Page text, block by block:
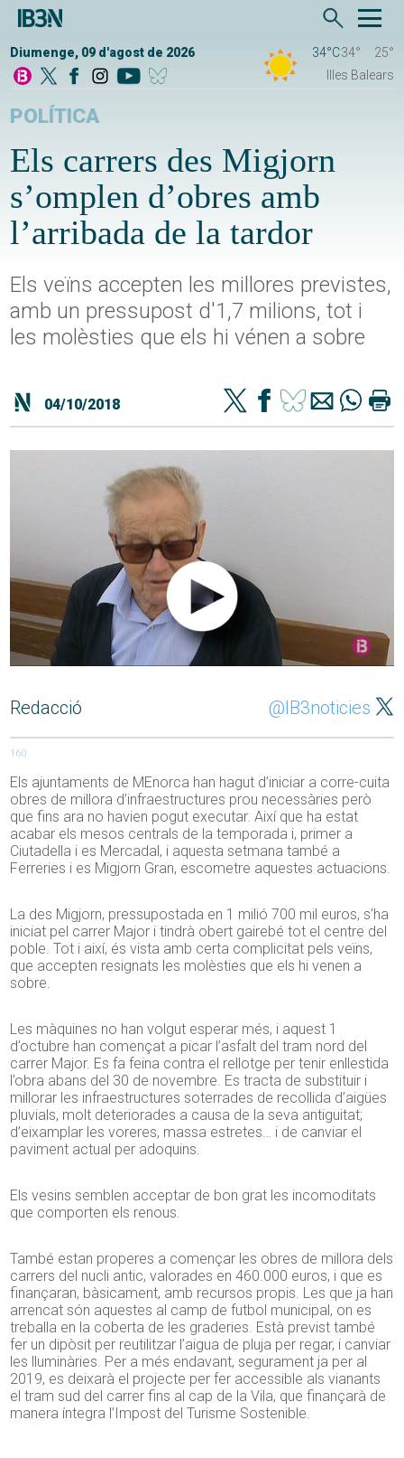
Diumenge, 09 d'agost de 2026 34°C34°
25°
Illes Balears
POLÍTICA
Els carrers des Migjorn
s’omplen d’obres amb
l’arribada de la tardor
Els veïns accepten les millores previstes,
amb un pressupost d'1,7 milions, tot i
les molèsties que els hi vénen a sobre
04/10/2018
Redacció @IB3noticies
160
Els ajuntaments de MEnorca han hagut d’iniciar a corre-cuita
obres de millora d’infraestructures prou necessàries però
que fins ara no havien pogut executar. Així que ha estat
acabar els mesos centrals de la temporada i, primer a
Ciutadella i es Mercadal, i aquesta setmana també a
Ferreries i es Migjorn Gran, escometre aquestes actuacions.
La des Migjorn, pressupostada en 1 milió 700 mil euros, s’ha
iniciat pel carrer Major i tindrà obert gairebé tot el centre del
poble. Tot i així, és vista amb certa complicitat pels veïns,
que accepten resignats les molèsties que els hi venen a
sobre.
Les màquines no han volgut esperar més, i aquest 1
d’octubre han començat a picar l’asfalt del tram nord del
carrer Major. Es fa feina contra el rellotge per tenir enllestida
l’obra abans del 30 de novembre. Es tracta de substituir i
millorar les infraestructures soterrades de recollida d’aigües
pluvials, molt deteriorades a causa de la seva antiguitat;
d’eixamplar les voreres, massa estretes… i de canviar el
paviment actual per adoquins.
Els vesins semblen acceptar de bon grat les incomoditats
que comporten els renous.
També estan properes a començar les obres de millora dels
carrers del nucli antic, valorades en 460.000 euros, i que es
finançaran, bàsicament, amb recursos propis. Les que ja han
arrencat són aquestes al camp de futbol municipal, on es
treballa en la coberta de les graderies. Està previst també
fer un dipòsit per reutilitzar l’aigua de pluja per regar, i canviar
les lluminàries. Per a més endavant, segurament ja per al
2019, es deixarà el projecte per fer accessible als vianants
el tram sud del carrer fins al cap de la Vila, que finançarà de
manera íntegra l’Impost del Turisme Sostenible.